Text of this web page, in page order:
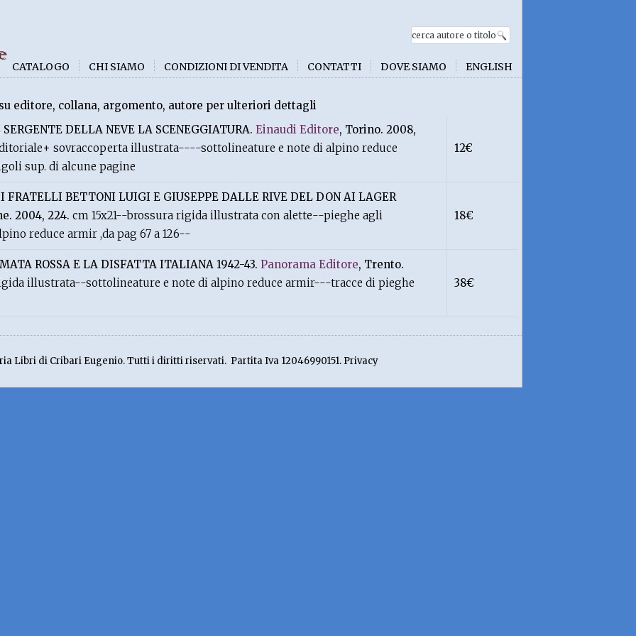
CATALOGO CHI SIAMO CONDIZIONI DI VENDITA CONTATTI DOVE SIAMO ENGLISH
editore, collana, argomento, autore per ulteriori dettagli
DELLA NEVE LA SCENEGGIATURA. Einaudi Editore, Torino. 2008,
sovraccoperta illustrata----sottolineature e note di alpino reduce
sup. di alcune pagine
12€
I FRATELLI BETTONI LUIGI E GIUSEPPE DALLE RIVE DEL DON AI LAGER
2004, 224. cm 15x21--brossura rigida illustrata con alette--pieghe agli
reduce armir ,da pag 67 a 126--
18€
ROSSA E LA DISFATTA ITALIANA 1942-43. Panorama Editore, Trento.
illustrata--sottolineature e note di alpino reduce armir---tracce di pieghe
38€
Libri di Cribari Eugenio. Tutti i diritti riservati. Partita Iva 12046990151. Privacy